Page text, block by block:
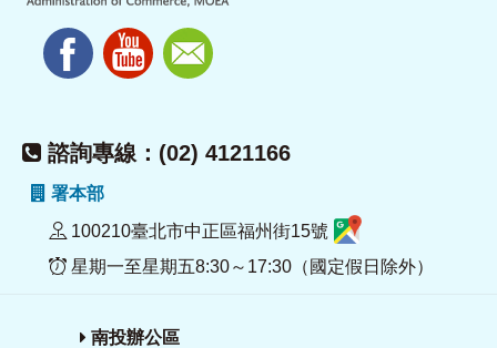
諮詢專線：(02) 4121166
署本部
100210臺北市中正區福州街15號
星期一至星期五8:30～17:30（國定假日除外）
南投辦公區